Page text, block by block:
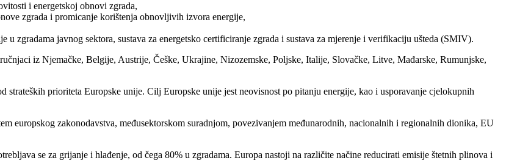
i energetskoj obnovi zgrada,
zgrada i promicanje korištenja obnovljivih izvora energije,
u zgradama javnog sektora, sustava za energetsko certificiranje zgrada i sustava za mjerenje i verifikaciju ušteda (SMIV).
iz Njemačke, Belgije, Austrije, Češke, Ukrajine, Nizozemske, Poljske, Italije, Slovačke, Litve, Mađarske, Rumunjske,
strateških prioriteta Europske unije. Cilj Europske unije jest neovisnost po pitanju energije, kao i usporavanje cjelokupnih
europskog zakonodavstva, međusektorskom suradnjom, povezivanjem međunarodnih, nacionalnih i regionalnih dionika, EU
se za grijanje i hlađenje, od čega 80% u zgradama. Europa nastoji na različite načine reducirati emisije štetnih plinova i